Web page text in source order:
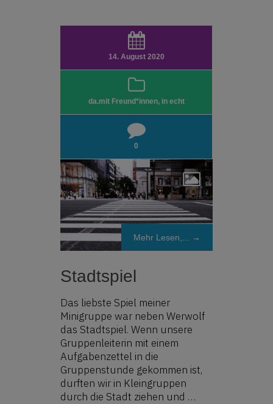
14. August 2020
da.mit Freund*innen, in echt
0
Mehr Lesen,... →
Stadtspiel
Das liebste Spiel meiner
Minigruppe war neben Werwolf
das Stadtspiel. Wenn unsere
Gruppenleiterin mit einem
Aufgabenzettel in die
Gruppenstunde gekommen ist,
durften wir in Kleingruppen
durch die Stadt ziehen und …